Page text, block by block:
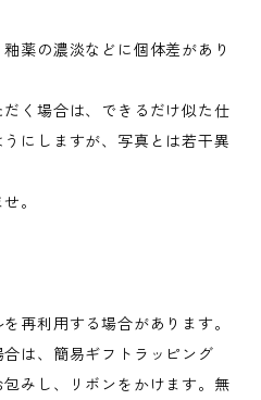
薬の濃淡などに個体差があり
く場合は、できるだけ似た仕
にしますが、写真とは若干異
。
再利用する場合があります。
は、簡易ギフトラッピング
包みし、リボンをかけます。無